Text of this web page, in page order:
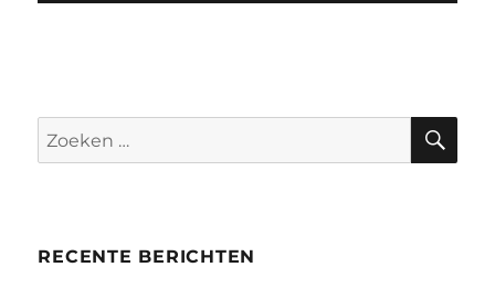
Zoeken
RECENTE BERICHTEN